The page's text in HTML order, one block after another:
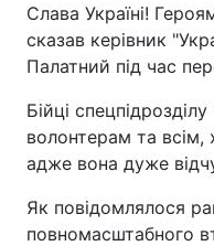
Слава Україні!
сказав керівник
Палатний під час
Бійці
волонтерам та всім,
адже вона дуже
Як повідомлялося
повномасштабного